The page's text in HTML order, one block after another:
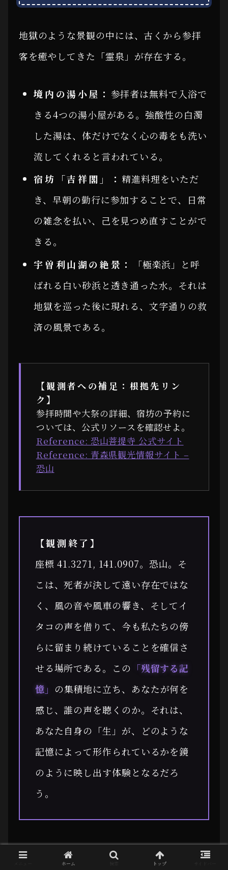
地獄のような景観の中には、古くから参拝
客を癒やしてきた「霊泉」が存在する。
境内の湯小屋： 参拝者は無料で入浴で
きる4つの湯小屋がある。強酸性の白濁
した湯は、体だけでなく心の毒をも洗い
流してくれると言われている。
宿坊「吉祥閣」： 精進料理をいただ
き、早朝の勤行に参加することで、日常
の雑念を払い、己を見つめ直すことがで
きる。
宇曽利山湖の絶景：
「極楽浜」と呼
ばれる白い砂浜と透き通った水。それは
地獄を巡った後に現れる、文字通りの救
済の風景である。
【観測者への補足：根拠先リン
ク】
参拝時間や大祭の詳細、宿坊の予約に
ついては、公式リソースを確認せよ。
Reference: 恐山菩提寺 公式サイト
Reference: 青森県観光情報サイト –
恐山
【観測終了】
座標 41.3271, 141.0907。恐山。そ
こは、死者が決して遠い存在ではな
く、風の音や風車の響き、そしてイ
タコの声を借りて、今も私たちの傍
らに留まり続けていることを確信さ
せる場所である。この 「残留する記
憶」 の集積地に立ち、あなたが何を
感じ、誰の声を聴くのか。それは、
あなた自身の「生」が、どのような
記憶によって形作られているかを鏡
のように映し出す体験となるだろ
う。
ホーム トップ